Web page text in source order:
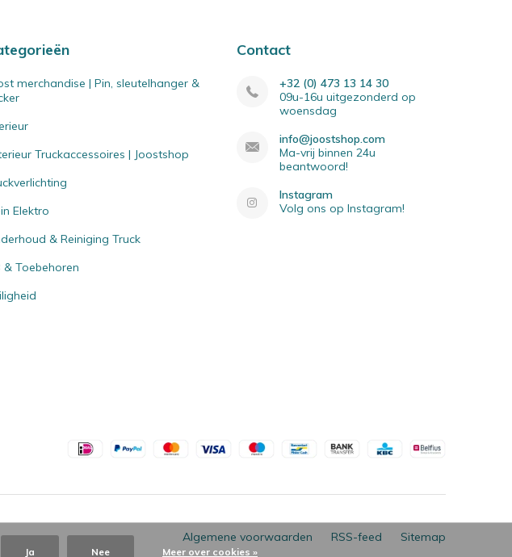
merchandise | Pin, sleutelhanger &
Truckaccessoires | Joostshop
Elektro
& Reiniging Truck
& Toebehoren
Contact
+32 (0) 473 13 14 30
09u-16u uitgezonderd op
woensdag
info@joostshop.com
Ma-vrij binnen 24u
beantwoord!
Instagram
Volg ons op Instagram!
Algemene voorwaarden RSS-feed Sitemap
Ja Nee Meer over cookies »